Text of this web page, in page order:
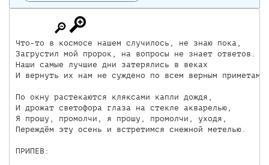
Что-то в космосе нашем случилось, не знаю пока,
Загрустил мой пророк, на вопросы не знает ответов.
Наши самые лучшие дни затерялись в веках
И вернуть их нам не суждено по всем верным приметам.
По окну растекаются кляксами капли дождя,
И дрожат светофора глаза на стекле акварелью,
Я прошу, промолчи, я прошу, промолчи, уходя,
Переждём эту осень и встретимся снежной метелью.
ПРИПЕВ: